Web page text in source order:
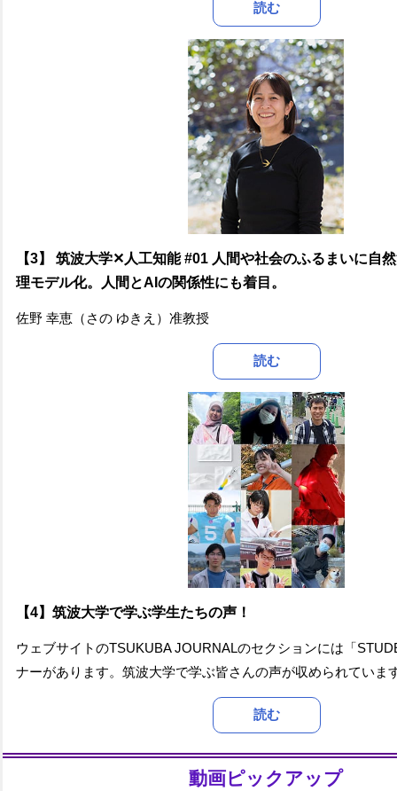
読む
【3】
筑波大学✕人工知能 #01 人間や社会のふるまいに自
理モデル化。人間とAIの関係性にも着目。
佐野 幸恵（さの ゆきえ）准教授
読む
【4】筑波大学で学ぶ学生たちの声！
ウェブサイトのTSUKUBA JOURNALのセクションには「
ナーがあります。筑波大学で学ぶ皆さんの声が収められていま
読む
動画ピックアップ